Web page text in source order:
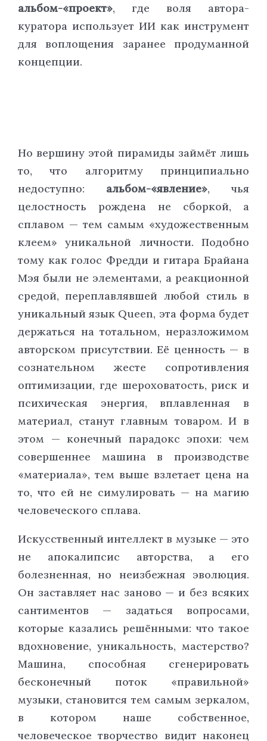
альбом-«проект», где воля автора-
куратора использует ИИ как инструмент
для воплощения заранее продуманной
концепции.
Но вершину этой пирамиды займёт лишь
то, что алгоритму принципиально
недоступно: альбом-«явление», чья
целостность рождена не сборкой, а
сплавом — тем самым «художественным
клеем» уникальной личности. Подобно
тому как голос Фредди и гитара Брайана
Мэя были не элементами, а реакционной
средой, переплавлявшей любой стиль в
уникальный язык Queen, эта форма будет
держаться на тотальном, неразложимом
авторском присутствии. Её ценность — в
сознательном жесте сопротивления
оптимизации, где шероховатость, риск и
психическая энергия, вплавленная в
материал, станут главным товаром. И в
этом — конечный парадокс эпохи: чем
совершеннее машина в производстве
«материала», тем выше взлетает цена на
то, что ей не симулировать — на магию
человеческого сплава.
Искусственный интеллект в музыке — это
не апокалипсис авторства, а его
болезненная, но неизбежная эволюция.
Он заставляет нас заново — и без всяких
сантиментов — задаться вопросами,
которые казались решёнными: что такое
вдохновение, уникальность, мастерство?
Машина, способная сгенерировать
бесконечный поток «правильной»
музыки, становится тем самым зеркалом,
в котором наше собственное,
человеческое творчество видит наконец